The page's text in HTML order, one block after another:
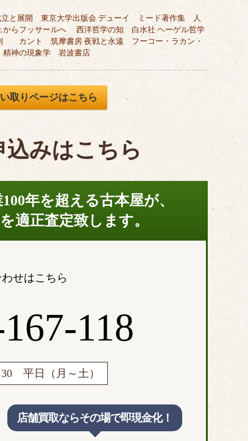
と展開 東京大学出版会 デューイ ミード著作集 人
からフッサールへ 西洋哲学の知 白水社 ヘーゲル哲学
カント 筑摩書房 夜戦と永遠 フーコー・ラカン・
神の現象学 岩波書店
取りページはこちら
みはこちら
年を超える古本屋が、
適正査定致します。
せはこちら
118
30 平日（月～土）
店舗買取ならその場で即現金化！